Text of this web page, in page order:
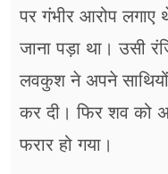
पर गंभीर आरोप लगाए
जाना पड़ा था। उसी
लवकुश ने अपने
कर दी। फिर शव को
फरार हो गया।